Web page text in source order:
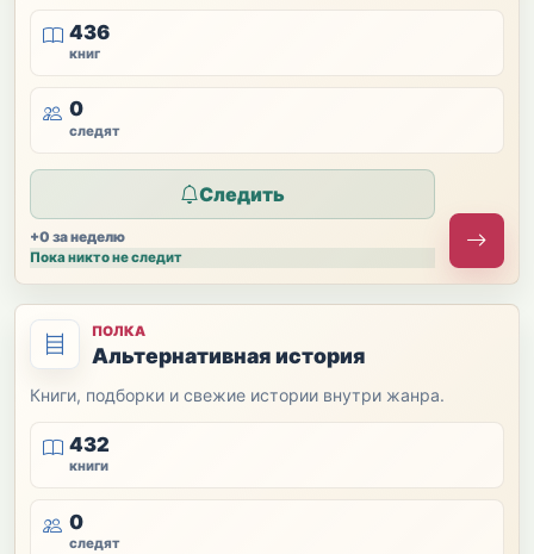
436
книг
0
следят
Следить
+0 за неделю
Пока никто не следит
ПОЛКА
Альтернативная история
Книги, подборки и свежие истории внутри жанра.
432
книги
0
следят